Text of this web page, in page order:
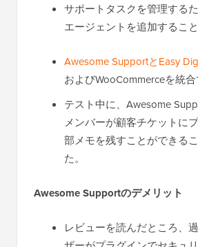
サポートタスクを管理する
エージェントを追加すること
Awesome SupportとEasy
およびWooCommerceを統合
テスト中に、Awesome
メンバーが顧客チケットに
部メモを残すことができる
た。
Awesome Supportのデメリット
レビューを読んだところ、